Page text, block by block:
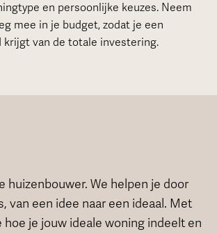
en persoonlijke keuzes. Neem
mee in je budget, zodat je een
krijgt van de totale investering.
huizenbouwer. We helpen je door
van een idee naar een ideaal. Met
hoe je jouw ideale woning indeelt en